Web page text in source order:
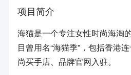
项目简介
海猫是一个专注女性时尚海淘
目曾用名“海猫季”，包括香港
尚买手店、品牌官网入驻。